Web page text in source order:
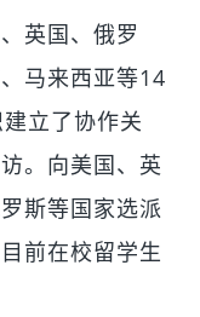
英国、俄罗
马来西亚等14
立了协作关
。向美国、英
斯等国家选派
前在校留学生